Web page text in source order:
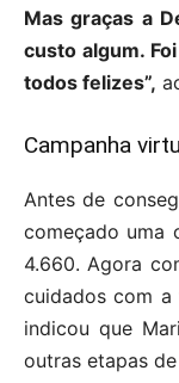
Mas graças a
custo algum.
todos felizes”,
Campanha
Antes de
começado uma
4.660. Agora
cuidados com
indicou que
outras etapas